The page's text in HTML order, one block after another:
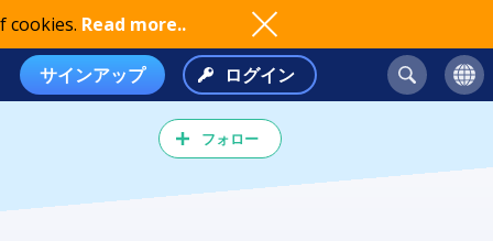
cookies. Read more..
サインアップ ログイン
フォロー